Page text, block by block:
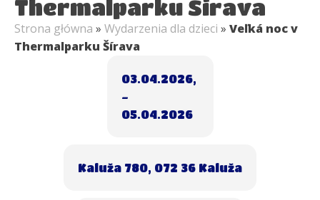
Thermalparku Šírava
Strona główna » Wydarzenia dla dzieci » Veľká noc v
Thermalparku Šírava
03.04.2026,
-
05.04.2026
Kaluža 780, 072 36 Kaluža